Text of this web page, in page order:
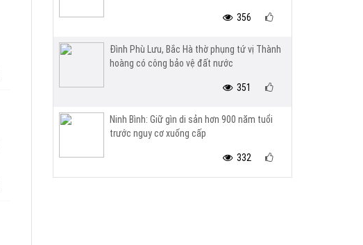
356
Đình Phù Lưu, Bắc Hà thờ phụng tứ vị Thành
hoàng có công bảo vệ đất nước
351
Ninh Bình: Giữ gìn di sản hơn 900 năm tuổi
trước nguy cơ xuống cấp
332